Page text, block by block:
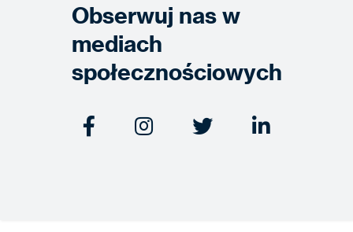
Obserwuj nas w
mediach
społecznościowych
   